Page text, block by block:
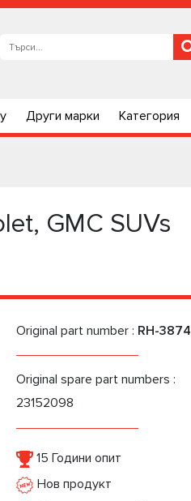
Други марки Категория
GMC SUVs
Original part number : RH-3874
Original spare part numbers :
23152098
15 Години опит
Нов продукт